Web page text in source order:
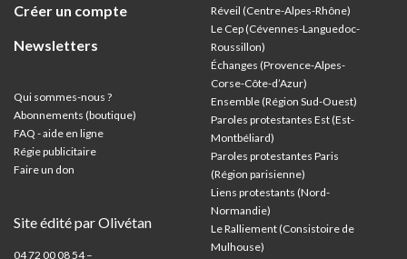
Créer un compte
Newsletters
Qui sommes-nous ?
Abonnements (boutique)
FAQ - aide en ligne
Régie publicitaire
Faire un don
Site édité par Olivétan
04 72 00 08 54 –
Réveil (Centre-Alpes-Rhône)
Le Cep (Cévennes-Languedoc-
Roussillon)
Échanges (Provence-Alpes-
Corse-Côte-d’Azur)
Ensemble (Région Sud-Ouest)
Paroles protestantes Est (Est-
Montbéliard)
Paroles protestantes Paris
(Région parisienne)
Liens protestants (Nord-
Normandie)
Le Ralliement (Consistoire de
Mulhouse)